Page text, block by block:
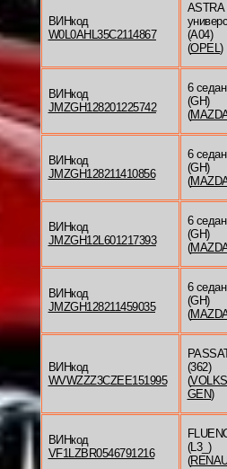
ВИНкод
W0L0AHL35C2114867
ASTRA
(A04)
(OPEL)
ВИНкод
JMZGH128201225742
6 седан
(GH)
(
ВИНкод
JMZGH128211410856
6 седан
(GH)
(
ВИНкод
JMZGH12L601217393
6 седан
(GH)
(
ВИНкод
JMZGH128211459035
6 седан
(GH)
(
ВИНкод
WVWZZZ3CZEE151995
(362)
(
GEN)
ВИНкод
VF1LZBR0546791216
(L3_)
(